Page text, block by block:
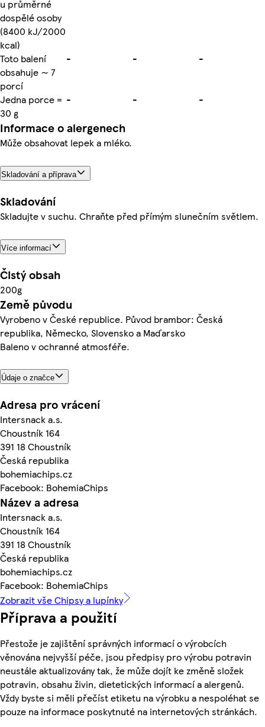
u průměrné
dospělé osoby
(8400 kJ/2000
kcal)
Toto balení
obsahuje ∼ 7
porcí
- - -
Jedna porce =
30 g
- - -
Informace o alergenech
Může obsahovat lepek a mléko.
Skladování a příprava
Skladování
Skladujte v suchu. Chraňte před přímým slunečním světlem.
Více informací
Čistý obsah
200g
Země původu
Vyrobeno v České republice. Původ brambor: Česká
republika, Německo, Slovensko a Maďarsko
Baleno v ochranné atmosféře.
Údaje o značce
Adresa pro vrácení
Intersnack a.s.
Choustník 164
391 18 Choustník
Česká republika
bohemiachips.cz
Facebook: BohemiaChips
Název a adresa
Intersnack a.s.
Choustník 164
391 18 Choustník
Česká republika
bohemiachips.cz
Facebook: BohemiaChips
Zobrazit vše Chipsy a lupínky
Příprava a použití
Přestože je zajištění správných informací o výrobcích
věnována nejvyšší péče, jsou předpisy pro výrobu potravin
neustále aktualizovány tak, že může dojít ke změně složek
potravin, obsahu živin, dietetických informací a alergenů.
Vždy byste si měli přečíst etiketu na výrobku a nespoléhat se
pouze na informace poskytnuté na internetových stránkách.